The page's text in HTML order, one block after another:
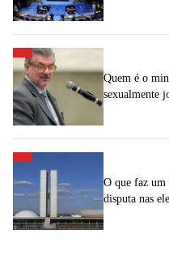
Quem é o
sexualmente
O que faz um
disputa nas